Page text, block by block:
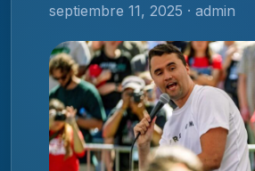
septiembre 11, 2025 · admin